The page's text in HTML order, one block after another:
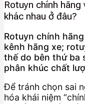
Rotuyn chính
khác nhau ở đâu?
Rotuyn chính
kênh hãng xe;
thế do bên thứ ba
phân khúc chất
Để tránh chọn sai
hóa khái niệm